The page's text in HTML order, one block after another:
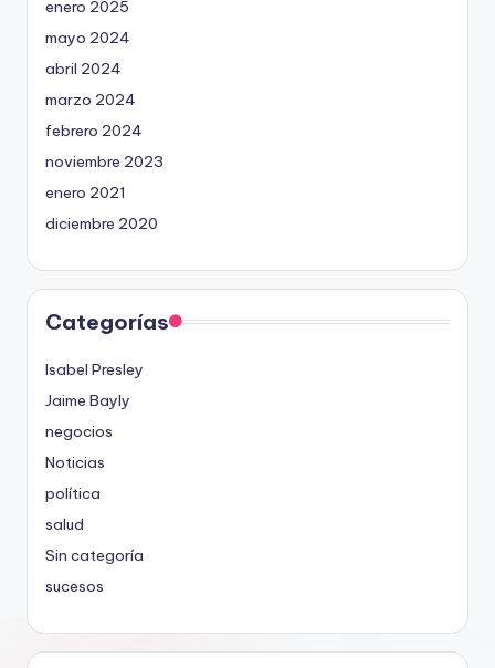
enero 2025
mayo 2024
abril 2024
marzo 2024
febrero 2024
noviembre 2023
enero 2021
diciembre 2020
Categorías
Isabel Presley
Jaime Bayly
negocios
Noticias
política
salud
Sin categoría
sucesos